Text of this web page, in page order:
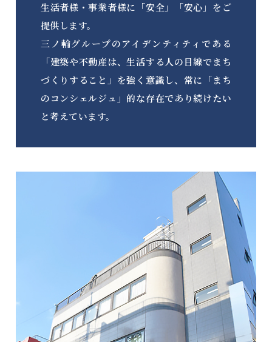
生活者様・事業者様に「安全」「安心」をご
提供します。
三ノ輪グループのアイデンティティである
「建築や不動産は、生活する人の目線でまち
づくりすること」を強く意識し、常に「まち
のコンシェルジュ」的な存在であり続けたい
と考えています。